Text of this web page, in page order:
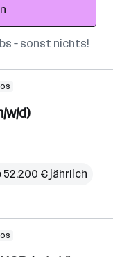
– sonst nichts!
w/d)
52.200 € jährlich